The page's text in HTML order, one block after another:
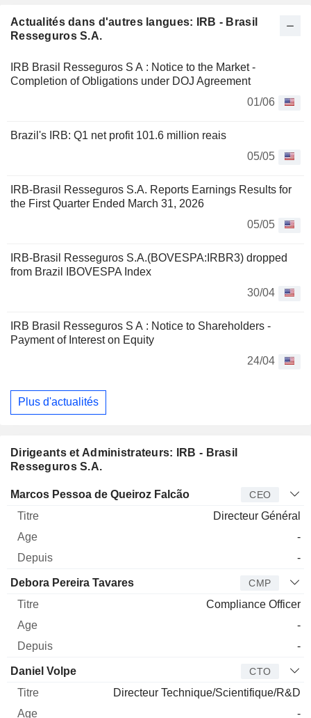
Actualités dans d'autres langues: IRB - Brasil
Resseguros S.A.
IRB Brasil Resseguros S A : Notice to the Market -
Completion of Obligations under DOJ Agreement
01/06
Brazil's IRB: Q1 net profit 101.6 million reais
05/05
IRB-Brasil Resseguros S.A. Reports Earnings Results for
the First Quarter Ended March 31, 2026
05/05
IRB-Brasil Resseguros S.A.(BOVESPA:IRBR3) dropped
from Brazil IBOVESPA Index
30/04
IRB Brasil Resseguros S A : Notice to Shareholders -
Payment of Interest on Equity
24/04
Plus d'actualités
Dirigeants et Administrateurs: IRB - Brasil
Resseguros S.A.
Dirigeant Titre Age Depuis
Marcos Pessoa de Queiroz Falcão CEO
Directeur Général
-
-
Debora Pereira Tavares CMP
Compliance Officer
-
-
Daniel Volpe CTO
Directeur Technique/Scientifique/R&D
-